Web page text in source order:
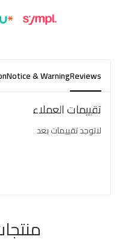
Reviews
Notice & Warning
تقييمات العملاء
لاتوجد تقييمات بعد